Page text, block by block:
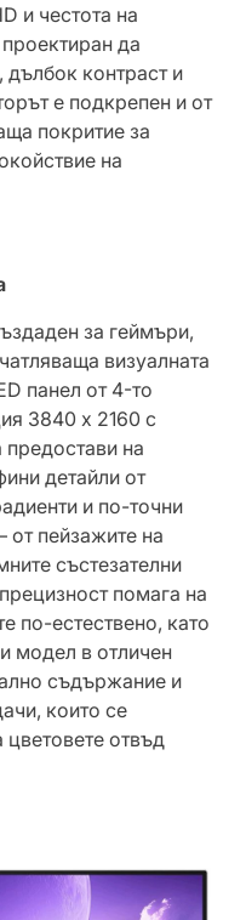
и честота на
да
дълбок контраст и
е подкрепен и от
покритие за
на
за геймъри,
визуалната
панел от 4-то
3840 x 2160 с
предостави на
детайли от
и по-точни
от пейзажите на
състезателни
помага на
по-естествено, като
модел в отличен
съдържание и
които се
цветовете отвъд